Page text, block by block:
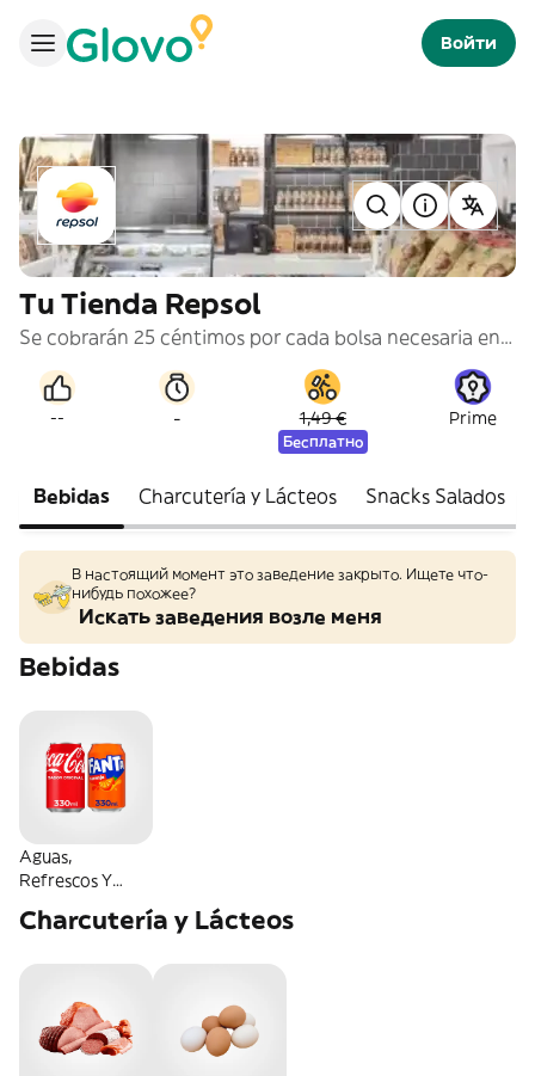
Войти
Tu Tienda Repsol
Se cobrarán 25 céntimos por cada bolsa necesaria en tu pedido.
-- - 1,49 €
Бесплатно
Prime
Bebidas Charcutería y Lácteos Snacks Salados
В настоящий момент это заведение закрыто. Ищете что-
нибудь похожее?
Искать заведения возле меня
Bebidas
Aguas,
Refrescos Y
Charcutería y Lácteos